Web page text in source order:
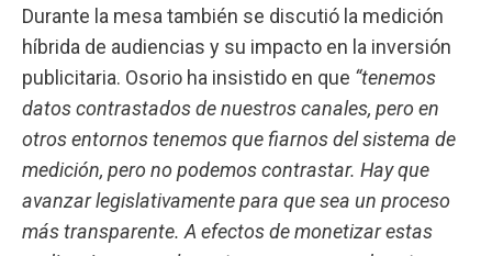
Durante la mesa también se discutió la medición
híbrida de audiencias y su impacto en la inversión
publicitaria. Osorio ha insistido en que “tenemos
datos contrastados de nuestros canales, pero en
otros entornos tenemos que fiarnos del sistema de
medición, pero no podemos contrastar. Hay que
avanzar legislativamente para que sea un proceso
más transparente. A efectos de monetizar estas